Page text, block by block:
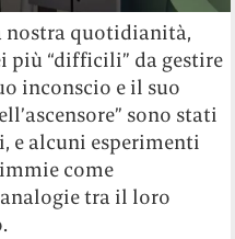
nostra quotidianità,
più “difficili” da gestire
inconscio e il suo
sono stati
e alcuni esperimenti
come
tra il loro